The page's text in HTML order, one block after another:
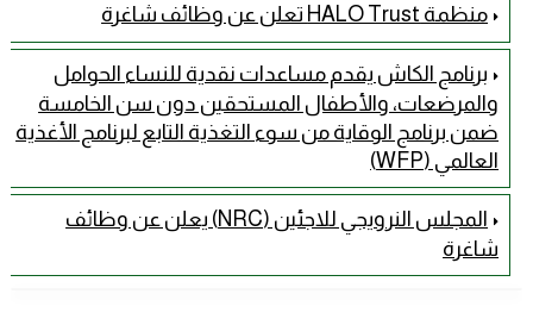
منظمة HALO Trust تعلن عن وظائف شاغرة
برنامج الكاش يقدم مساعدات نقدية للنساء الحوامل
والمرضعات، والأطفال المستحقين دون سن الخامسة
ضمن برنامج الوقاية من سوء التغذية التابع لبرنامج الأغذية
العالمي (WFP)
المجلس النرويجي للاجئين (NRC) يعلن عن وظائف
شاغرة